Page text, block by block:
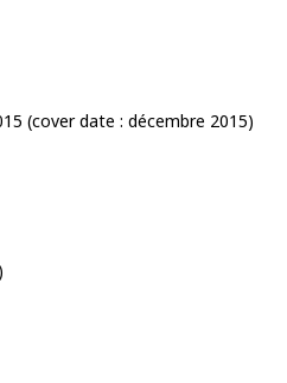
(cover date : décembre 2015)